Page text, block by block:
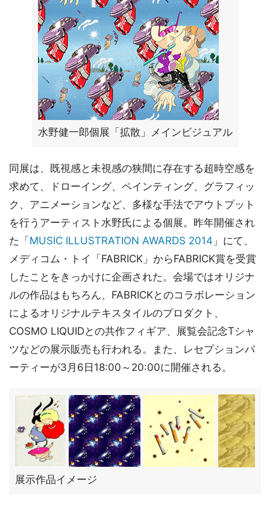
水野健一郎個展「拡散」メインビジュアル
同展は、既視感と未視感の狭間に存在する超時空感を
求めて、ドローイング、ペインティング、グラフィッ
ク、アニメーションなど、多様な手法でアウトプット
を行うアーティスト水野氏による個展。昨年開催され
た「 MUSIC ILLUSTRATION AWARDS 2014 」にて、
メディコム・トイ「FABRICK」からFABRICK賞を受賞
したことをきっかけに企画された。会場ではオリジナ
ルの作品はもちろん、FABRICKとのコラボレーション
によるオリジナルテキスタイルのプロダクト、
COSMO LIQUIDとの共作フィギア、展覧会記念Tシャ
ツなどの展示販売も行われる。また、レセプションパ
ーティーが3月6日18:00～20:00に開催される。
展示作品イメージ